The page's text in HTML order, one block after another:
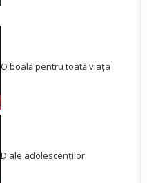
O boală pentru toată viața
D'ale adolescenților